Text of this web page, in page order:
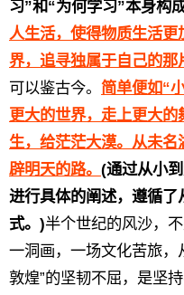
习”和“为何学习”本身构
人生活，使得物质生活
界，追寻独属于自己的那
可以鉴古今。 简单便如“
更大的世界，走上更大
生，给茫茫大漠。从未
辟明天的路。 (通过从小
进行具体的阐述，遵循
式。)半个世纪的风沙，
一洞画，一场文化苦旅，
敦煌”的坚韧不屈，是坚